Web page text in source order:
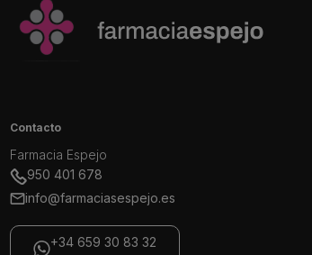
Contacto
Farmacia Espejo
950 401 678
info@farmaciasespejo.es
+34 659 30 83 32